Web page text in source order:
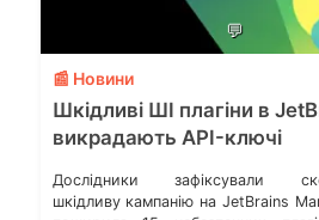
💬
📰 Новини
Шкідливі ШІ плагіни в
викрадають API-ключі
Дослідники зафіксували
шкідливу кампанію на JetBrains